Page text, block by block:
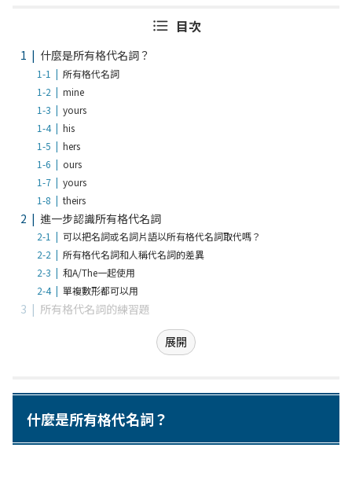
目次
什麼是所有格代名詞？
所有格代名詞
mine
yours
his
hers
ours
yours
theirs
進一步認識所有格代名詞
可以把名詞或名詞片語以所有格代名詞取代嗎？
所有格代名詞和人稱代名詞的差異
和A/The一起使用
單複數形都可以用
所有格代名詞的練習題
展開
什麼是所有格代名詞？